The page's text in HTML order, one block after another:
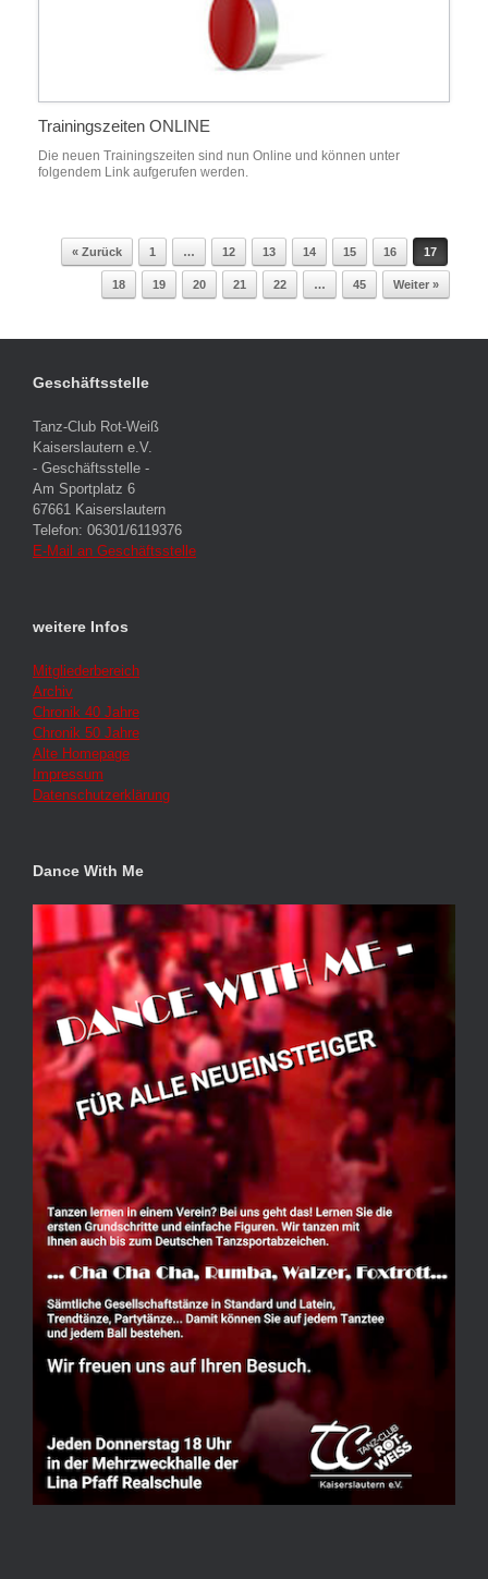
Trainingszeiten ONLINE
Die neuen Trainingszeiten sind nun Online und können unter
folgendem Link aufgerufen werden.
Beitragsnavigation
« Zurück 1 … 12 13 14 15 16 17
18 19 20 21 22 … 45 Weiter »
Geschäftsstelle
Tanz-Club Rot-Weiß
Kaiserslautern e.V.
- Geschäftsstelle -
Am Sportplatz 6
67661 Kaiserslautern
Telefon: 06301/6119376
E-Mail an Geschäftsstelle
weitere Infos
Mitgliederbereich
Archiv
Chronik 40 Jahre
Chronik 50 Jahre
Alte Homepage
Impressum
Datenschutzerklärung
Dance With Me